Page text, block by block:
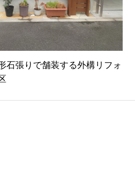
石張りで舗装する外構リフォ